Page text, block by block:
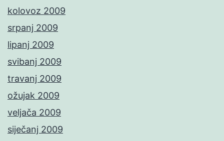
kolovoz 2009
srpanj 2009
lipanj 2009
svibanj 2009
travanj 2009
ožujak 2009
veljača 2009
siječanj 2009